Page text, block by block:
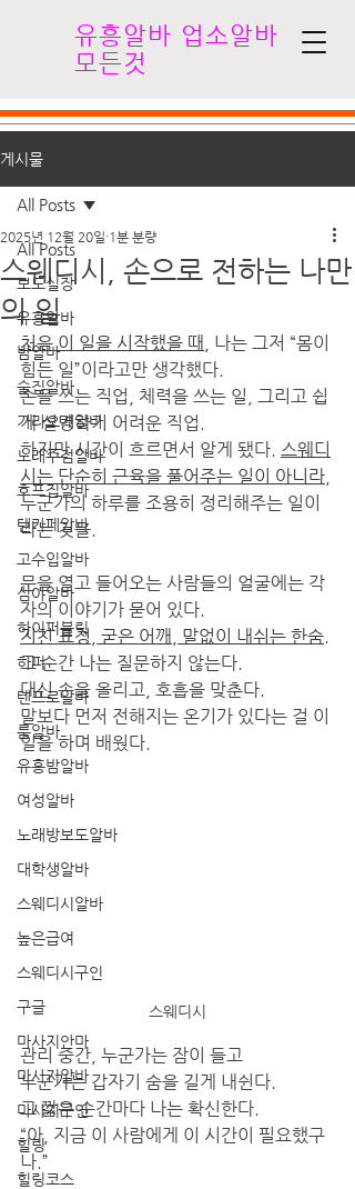
유흥알바 업소알바
모든것
게시물
All Posts
보도실장
유흥알바
밤알바
술집알바
가라오케알바
노래주점알바
호프집알바
텐카페알바
고수입알바
심야알바
하이퍼블릭
하퍼
텐프로알바
룸알바
유흥밤알바
여성알바
노래방보도알바
대학생알바
스웨디시알바
높은급여
스웨디시구인
구글
마사지안마
마사지알바
마사지구인
힐링
힐링코스
All Posts
스웨디시, 손으로 전하는 나만
의 일
2025년 12월 20일 1분 분량
처음 이 일을 시작했을 때,
나는 그저 “몸이
힘든 일”이라고만 생각했다.
손을 쓰는 직업, 체력을 쓰는 일, 그리고 쉽
게 설명하기 어려운 직업.
하지만 시간이 흐르면서 알게 됐다. 스웨디
시는 단순히 근육을 풀어주는 일이 아니라
누군가의 하루를 조용히 정리해주는 일이
라는 것을.
문을 열고 들어오는 사람들의 얼굴에는 각
자의 이야기가 묻어 있다.
지친 표정, 굳은 어깨, 말없이 내쉬는 한숨.
그 순간 나는 질문하지 않는다.
대신 손을 올리고, 호흡을 맞춘다.
말보다 먼저 전해지는 온기가 있다는 걸 이
일을 하며 배웠다.
스웨디시
관리 중간, 누군가는 잠이 들고
누군가는 갑자기 숨을 길게 내쉰다.
그 짧은 순간마다 나는 확신한다.
“아, 지금 이 사람에게 이 시간이 필요했구
나.”